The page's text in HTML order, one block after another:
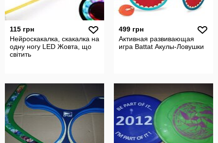
115 грн
Нейроскакалка, скакалка на
одну ногу LED Жовта, що
світить
499 грн
Активная развивающая
игра Battat Акулы-Ловушки